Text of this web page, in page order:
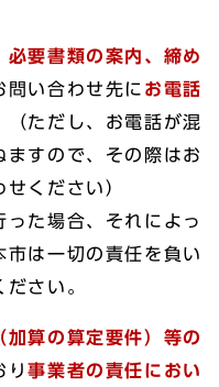
要書類の案内、締め
問い合わせ先に お電話
（ただし、お電話が混
ますので、その際はお
ください）
た場合、それによっ
市は一切の責任を負い
さい。
算の算定要件）等の
り事業者の責任におい